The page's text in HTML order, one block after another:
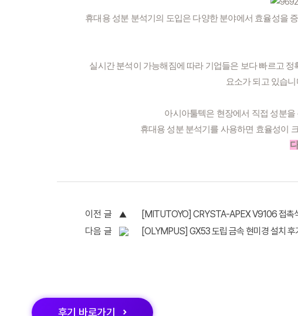
휴대용 성분 분석기의 도입은 다양한 분야에서 효율성을
실시간 분석이 가능해짐에 따라 기업들은 보다 빠르고
요소가 되고 있습니
아시아툴텍은 현장에서 직접 성분
휴대용 성분 분석기를 사용하면 효율성이
이전 글
[MITUTOYO] CRYSTA-APEX V9106 접촉
다음 글
[OLYMPUS] GX53 도립 금속 현미경 설치 후
후기 바로가기